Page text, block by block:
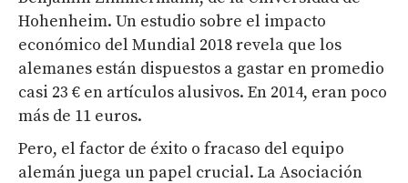
Hohenheim. Un estudio sobre el impacto
económico del Mundial 2018 revela que los
alemanes están dispuestos a gastar en promedio
casi 23 € en artículos alusivos. En 2014, eran poco
más de 11 euros.
Pero, el factor de éxito o fracaso del equipo
alemán juega un papel crucial. La Asociación